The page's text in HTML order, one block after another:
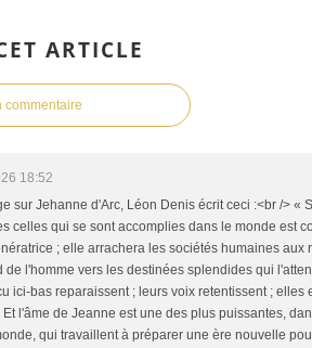
ARTICLE
commentaire
18:52
sur Jehanne d'Arc, Léon Denis écrit ceci :<br /> «
celles qui se sont accomplies dans le monde est
; elle arrachera les sociétés humaines aux
de l'homme vers les destinées splendides qui
ici-bas reparaissent ; leurs voix retentissent ; elles
l'âme de Jeanne est une des plus puissantes,
qui travaillent à préparer une ère nouvelle